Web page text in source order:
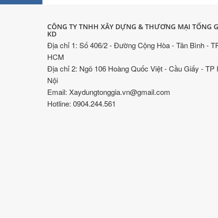
CÔNG TY TNHH XÂY DỰNG & THƯƠNG MẠI TỐNG
KD
Địa chỉ 1: Số 406/2 - Đường Cộng Hòa - Tân Bình -
HCM
Địa chỉ 2: Ngõ 106 Hoàng Quốc Việt - Cầu Giấy - TP
Nội
Email: Xaydungtonggia.vn@gmail.com
Hotline: 0904.244.561